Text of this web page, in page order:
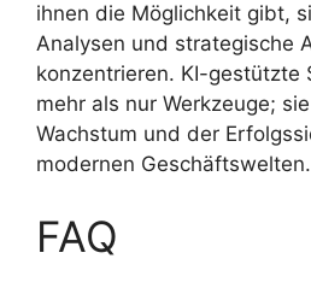
ihnen die Möglichkeit gibt,
Analysen und strategische
konzentrieren. KI-gestützte
mehr als nur Werkzeuge;
Wachstum und der
modernen Geschäftswelten.
FAQ